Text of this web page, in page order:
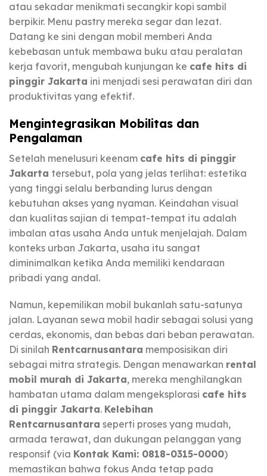
atau sekadar menikmati secangkir kopi sambil
berpikir. Menu pastry mereka segar dan lezat.
Datang ke sini dengan mobil memberi Anda
kebebasan untuk membawa buku atau peralatan
kerja favorit, mengubah kunjungan ke cafe hits di
pinggir Jakarta ini menjadi sesi perawatan diri dan
produktivitas yang efektif.
Mengintegrasikan Mobilitas dan
Pengalaman
Setelah menelusuri keenam cafe hits di pinggir
Jakarta tersebut, pola yang jelas terlihat: estetika
yang tinggi selalu berbanding lurus dengan
kebutuhan akses yang nyaman. Keindahan visual
dan kualitas sajian di tempat-tempat itu adalah
imbalan atas usaha Anda untuk menjelajah. Dalam
konteks urban Jakarta, usaha itu sangat
diminimalkan ketika Anda memiliki kendaraan
pribadi yang andal.
Namun, kepemilikan mobil bukanlah satu-satunya
jalan. Layanan sewa mobil hadir sebagai solusi yang
cerdas, ekonomis, dan bebas dari beban perawatan.
Di sinilah Rentcarnusantara memposisikan diri
sebagai mitra strategis. Dengan menawarkan rental
mobil murah di Jakarta, mereka menghilangkan
hambatan utama dalam mengeksplorasi cafe hits
di pinggir Jakarta. Kelebihan
Rentcarnusantara seperti proses yang mudah,
armada terawat, dan dukungan pelanggan yang
responsif (via Kontak Kami: 0818-0315-0000)
memastikan bahwa fokus Anda tetap pada